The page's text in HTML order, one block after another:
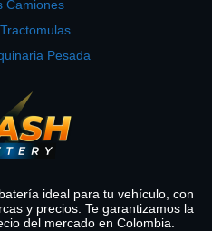
Camiones
Pesada
ideal para tu vehículo, con
y precios. Te garantizamos la
del mercado en Colombia.